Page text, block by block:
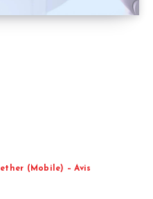
(Mobile) – Avis